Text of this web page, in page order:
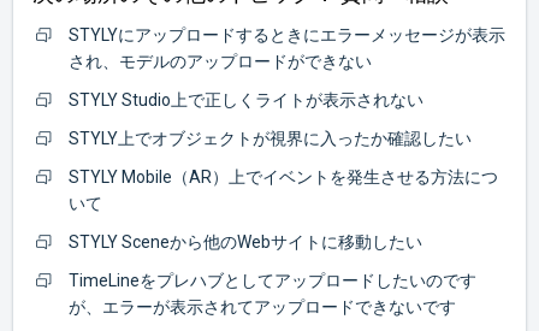
STYLYにアップロードするときにエラーメッセージが表示
され、モデルのアップロードができない
STYLY Studio上で正しくライトが表示されない
STYLY上でオブジェクトが視界に入ったか確認したい
STYLY Mobile（AR）上でイベントを発生させる方法につ
いて
STYLY Sceneから他のWebサイトに移動したい
TimeLineをプレハブとしてアップロードしたいのです
が、エラーが表示されてアップロードできないです